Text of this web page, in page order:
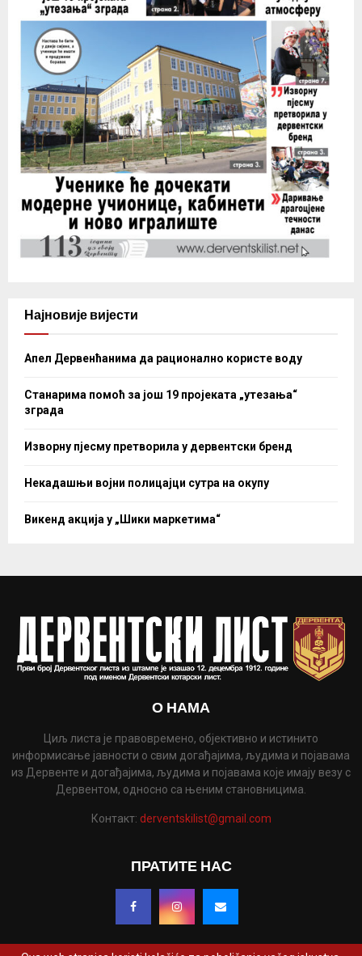
Најновије вијести
Апел Дервенћанима да рационално користе воду
Станарима помоћ за још 19 пројеката „утезања“
зграда
Изворну пјесму претворила у дервентски бренд
Некадашњи војни полицајци сутра на окупу
Викенд акција у „Шики маркетима“
О НАМА
Циљ листа је правовремено, објективно и истинито
информисање јавности о свим догађајима, људима и појавама
из Дервенте и догађајима, људима и појавама које имају везу с
Дервентом, односно са њеним становницима.
Контакт: derventskilist@gmail.com
ПРАТИТЕ НАС